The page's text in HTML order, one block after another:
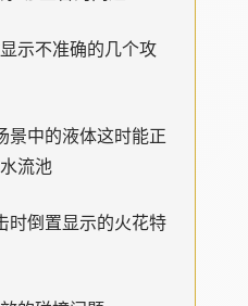
示不准确的几个攻
景中的液体这时能正
流池
时倒置显示的火花特